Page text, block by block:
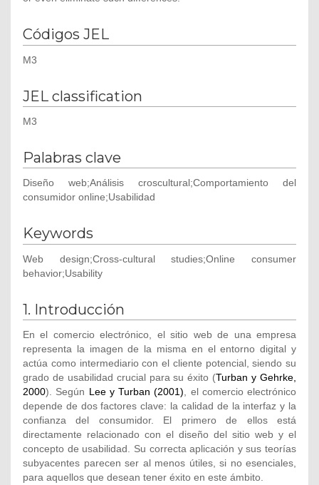
Códigos JEL
M3
JEL classification
M3
Palabras clave
Diseño web;Análisis croscultural;Comportamiento del
consumidor online;Usabilidad
Keywords
Web design;Cross-cultural studies;Online consumer
behavior;Usability
1. Introducción
En el comercio electrónico, el sitio web de una empresa
representa la imagen de la misma en el entorno digital y
actúa como intermediario con el cliente potencial, siendo su
grado de usabilidad crucial para su éxito (Turban y Gehrke,
2000). Según Lee y Turban (2001) , el comercio electrónico
depende de dos factores clave: la calidad de la interfaz y la
confianza del consumidor. El primero de ellos está
directamente relacionado con el diseño del sitio web y el
concepto de usabilidad. Su correcta aplicación y sus teorías
subyacentes parecen ser al menos útiles, si no esenciales,
para aquellos que desean tener éxito en este ámbito.